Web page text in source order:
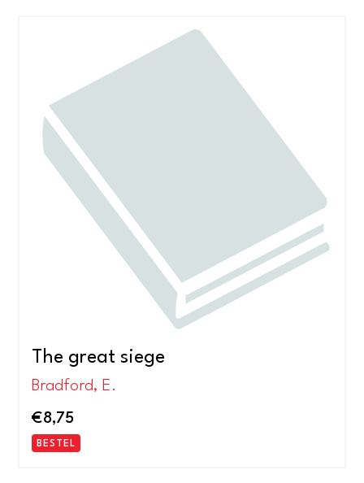
The great siege
Bradford, E.
€8,75
BESTEL